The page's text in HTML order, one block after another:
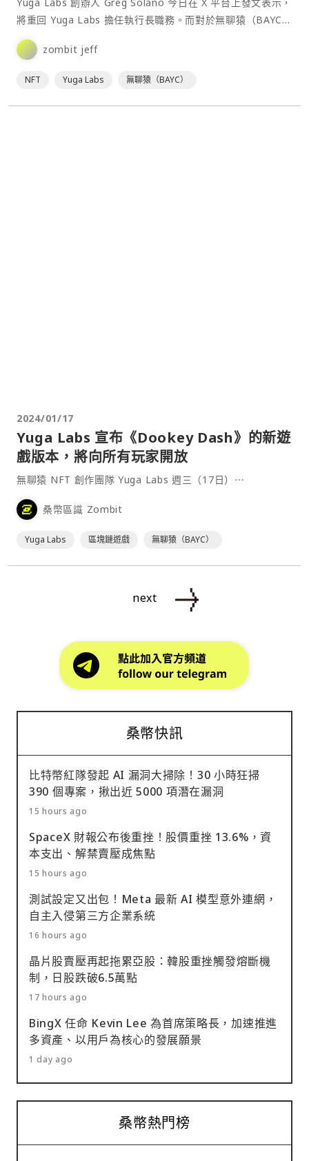
將重回 Yuga Labs 擔任執行長職務。而對於無聊猿（BAYC）
NFT 專案的未來，BAYC 的價值來自於網路，公司希望能夠
盡可能解放 Yuga 中的 BAYC 團隊，讓其執行其願景，釋⋯
zombit jeff
NFT Yuga Labs 無聊猿（BAYC）
2024/01/17
Yuga Labs 宣布《Dookey Dash》的新遊
戲版本，將向所有玩家開放
無聊猿 NFT 創作團隊 Yuga Labs 週三（17日）⋯
桑幣區識 Zombit
Yuga Labs 區塊鏈遊戲 無聊猿（BAYC）
next
桑幣快訊
比特幣紅隊發起 AI 漏洞大掃除！30 小時狂掃
390 個專案，揪出近 5000 項潛在漏洞
15 hours ago
SpaceX 財報公布後重挫！股價重挫 13.6%，資
本支出、解禁賣壓成焦點
15 hours ago
測試設定又出包！Meta 最新 AI 模型意外連網，
自主入侵第三方企業系統
16 hours ago
晶片股賣壓再起拖累亞股：韓股重挫觸發熔斷機
制，日股跌破6.5萬點
17 hours ago
BingX 任命 Kevin Lee 為首席策略長，加速推進
多資產、以用戶為核心的發展願景
1 day ago
桑幣熱門榜